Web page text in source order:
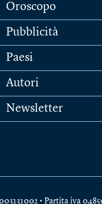
Oroscopo
Pubblicità
Paesi
Autori
Newsletter
• Partita iva